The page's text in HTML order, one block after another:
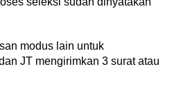
modus lain untuk
JT mengirimkan 3 surat atau